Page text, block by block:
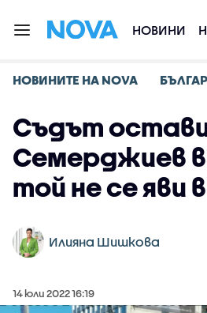
НОВИНИ
НОВИНИТЕ НА NOVA
Съдът остави
Семерджиев
той не се яви
Илияна Шишкова
14 юли 2022 16:19